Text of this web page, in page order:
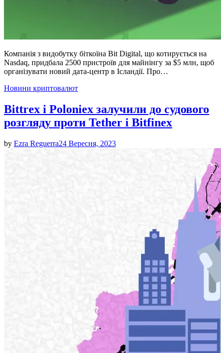
Компанія з видобутку біткоїна Bit Digital, що котирується на
Nasdaq, придбала 2500 пристроїв для майнінгу за $5 млн, щоб
організувати новий дата-центр в Ісландії. Про…
Posted
Новини криптовалют
Bittrex і Poloniex залучили до судового
розгляду проти Tether і Bitfinex
by Ezra Reguerra24 Вересня, 2023